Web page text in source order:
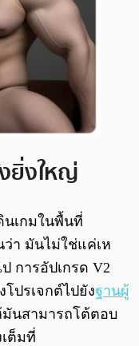
ยิ่งใหญ่
นเกมในพื้นที่
า มันไม่ใช่แค่เห
การอัปเกรด V2
ปรเจกต์ไปยังฐานผู้
มันสามารถโต้ตอบ
ต็มที่